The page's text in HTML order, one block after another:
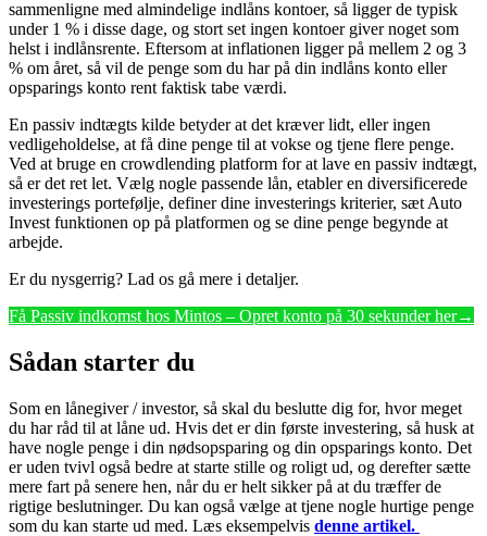
sammenligne med almindelige indlåns kontoer, så ligger de typisk
under 1 % i disse dage, og stort set ingen kontoer giver noget som
helst i indlånsrente. Eftersom at inflationen ligger på mellem 2 og 3
% om året, så vil de penge som du har på din indlåns konto eller
opsparings konto rent faktisk tabe værdi.
En passiv indtægts kilde betyder at det kræver lidt, eller ingen
vedligeholdelse, at få dine penge til at vokse og tjene flere penge.
Ved at bruge en crowdlending platform for at lave en passiv indtægt,
så er det ret let. Vælg nogle passende lån, etabler en diversificerede
investerings portefølje, definer dine investerings kriterier, sæt Auto
Invest funktionen op på platformen og se dine penge begynde at
arbejde.
Er du nysgerrig? Lad os gå mere i detaljer.
Få Passiv indkomst hos Mintos – Opret konto på 30 sekunder her→
Sådan starter du
Som en lånegiver / investor, så skal du beslutte dig for, hvor meget
du har råd til at låne ud. Hvis det er din første investering, så husk at
have nogle penge i din nødsopsparing og din opsparings konto. Det
er uden tvivl også bedre at starte stille og roligt ud, og derefter sætte
mere fart på senere hen, når du er helt sikker på at du træffer de
rigtige beslutninger. Du kan også vælge at tjene nogle hurtige penge
som du kan starte ud med. Læs eksempelvis denne artikel.